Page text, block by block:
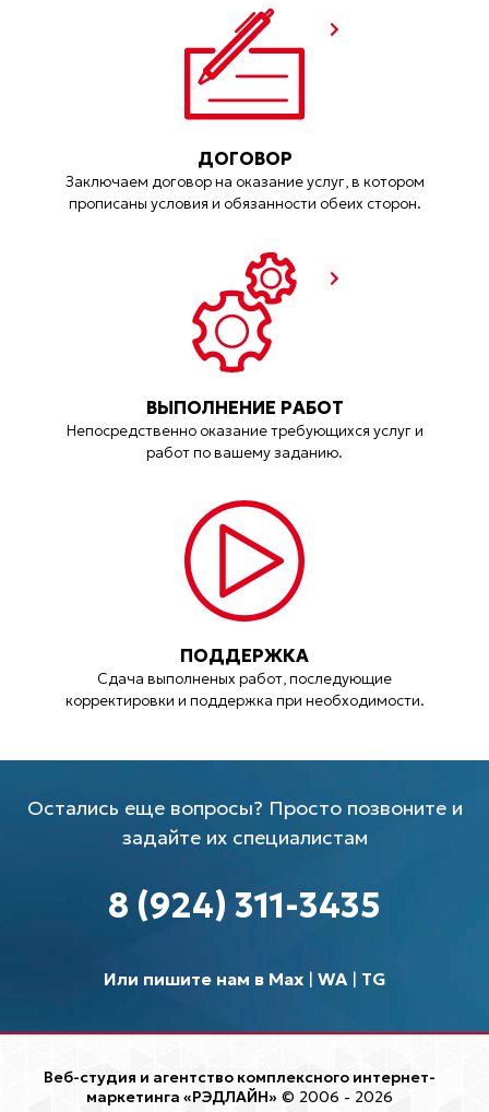
ДОГОВОР
Заключаем договор на оказание услуг, в котором
прописаны условия и обязанности обеих сторон.
ВЫПОЛНЕНИЕ РАБОТ
Непосредственно оказание требующихся услуг и
работ по вашему заданию.
ПОДДЕРЖКА
Сдача выполненых работ, последующие
корректировки и поддержка при необходимости.
Остались еще вопросы? Просто позвоните и
задайте их специалистам
8 (924) 311-3435
Или пишите нам в Max| WA| TG
Веб-студия и агентство комплексного интернет-
маркетинга «РЭДЛАЙН» © 2006 - 2026